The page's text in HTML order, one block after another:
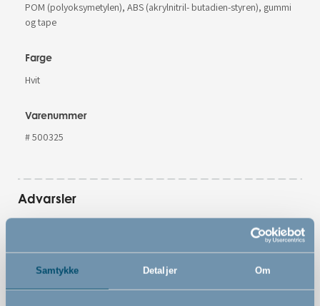
Samtykke Detaljer Om
POM (polyoksymetylen), ABS (akrylnitril- butadien-styren), gummi
og tape
Farge
Hvit
Varenummer
# 500325
Advarsler
Funksjoner